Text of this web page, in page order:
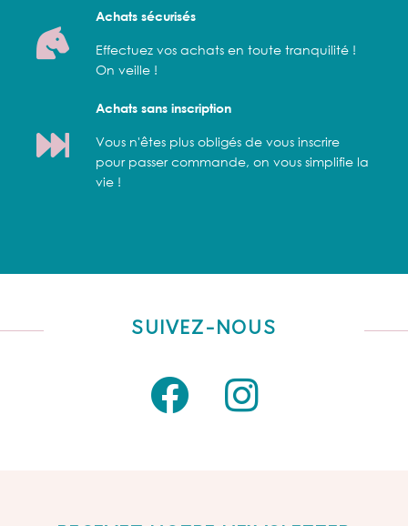
Achats sécurisés
Effectuez vos achats en toute tranquilité !
On veille !
Achats sans inscription
Vous n'êtes plus obligés de vous inscrire
pour passer commande, on vous simplifie la
vie !
SUIVEZ-NOUS